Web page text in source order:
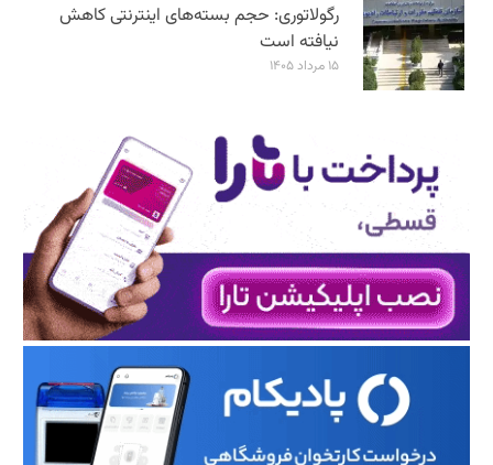
رگولاتوری: حجم بسته‌های اینترنتی کاهش
نیافته است
۱۵ مرداد ۱۴۰۵